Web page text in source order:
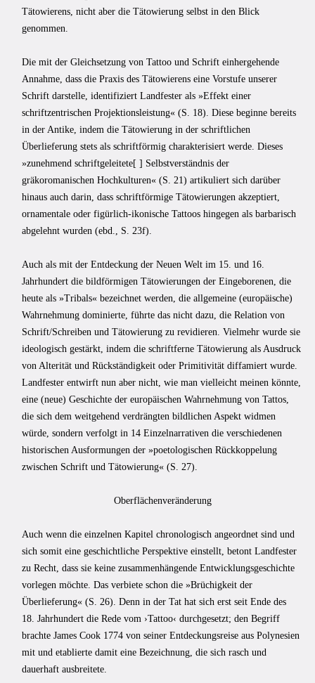
Tätowierens, nicht aber die Tätowierung selbst in den Blick
genommen.
Die mit der Gleichsetzung von Tattoo und Schrift einhergehende
Annahme, dass die Praxis des Tätowierens eine Vorstufe unserer
Schrift darstelle, identifiziert Landfester als »Effekt einer
schriftzentrischen Projektionsleistung« (S. 18). Diese beginne bereits
in der Antike, indem die Tätowierung in der schriftlichen
Überlieferung stets als schriftförmig charakterisiert werde. Dieses
»zunehmend schriftgeleitete[ ] Selbstverständnis der
gräkoromanischen Hochkulturen« (S. 21) artikuliert sich darüber
hinaus auch darin, dass schriftförmige Tätowierungen akzeptiert,
ornamentale oder figürlich-ikonische Tattoos hingegen als barbarisch
abgelehnt wurden (ebd., S. 23f).
Auch als mit der Entdeckung der Neuen Welt im 15. und 16.
Jahrhundert die bildförmigen Tätowierungen der Eingeborenen, die
heute als »Tribals« bezeichnet werden, die allgemeine (europäische)
Wahrnehmung dominierte, führte das nicht dazu, die Relation von
Schrift/Schreiben und Tätowierung zu revidieren. Vielmehr wurde sie
ideologisch gestärkt, indem die schriftferne Tätowierung als Ausdruck
von Alterität und Rückständigkeit oder Primitivität diffamiert wurde.
Landfester entwirft nun aber nicht, wie man vielleicht meinen könnte,
eine (neue) Geschichte der europäischen Wahrnehmung von Tattos,
die sich dem weitgehend verdrängten bildlichen Aspekt widmen
würde, sondern verfolgt in 14 Einzelnarrativen die verschiedenen
historischen Ausformungen der »poetologischen Rückkoppelung
zwischen Schrift und Tätowierung« (S. 27).
Oberflächenveränderung
Auch wenn die einzelnen Kapitel chronologisch angeordnet sind und
sich somit eine geschichtliche Perspektive einstellt, betont Landfester
zu Recht, dass sie keine zusammenhängende Entwicklungsgeschichte
vorlegen möchte. Das verbiete schon die »Brüchigkeit der
Überlieferung« (S. 26). Denn in der Tat hat sich erst seit Ende des
18. Jahrhundert die Rede vom ›Tattoo‹ durchgesetzt; den Begriff
brachte James Cook 1774 von seiner Entdeckungsreise aus Polynesien
mit und etablierte damit eine Bezeichnung, die sich rasch und
dauerhaft ausbreitete.